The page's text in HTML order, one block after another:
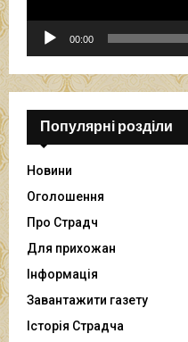
г
а
в
а
ч
00:00
Популярні розділи
Новини
Оголошення
Про Страдч
Для прихожан
Інформація
Завантажити газету
Історія Страдча